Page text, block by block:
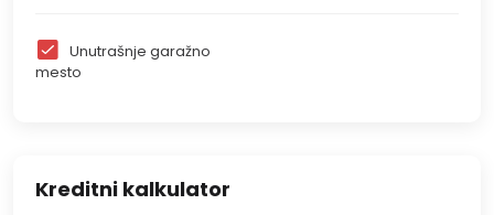
Unutrašnje garažno
mesto
Kreditni kalkulator